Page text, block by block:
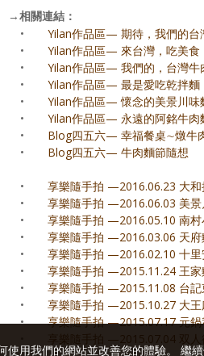
→相關連結：
•
Yilan作品區— 期待，我們的台
•
Yilan作品區— 來台灣，吃美食
•
Yilan作品區— 我們的，台灣牛
•
Yilan作品區— 最是愛吃乾拌麵
•
Yilan作品區— 懷念的美景川味
•
Yilan作品區— 永遠的阿銘牛肉
•
Blog四五六— 幸福餐桌∼燉牛
•
Blog四五六— 牛肉麵節隨想
•
享樂隨手拍 —2016.06.23 大和
•
享樂隨手拍 —2016.06.03 美景
•
享樂隨手拍 —2016.05.10 南村
•
享樂隨手拍 —2016.03.06 天府
•
享樂隨手拍 —2016.02.10 十里
•
享樂隨手拍 —2015.11.24 王家
•
享樂隨手拍 —2015.11.08 台記
•
享樂隨手拍 —2015.10.27 大王
•
享樂隨手拍 —2015.07.17 元鍋
享樂隨手拍 —2015.07.04 双
使用我們的網站並改善您的體驗。 繼